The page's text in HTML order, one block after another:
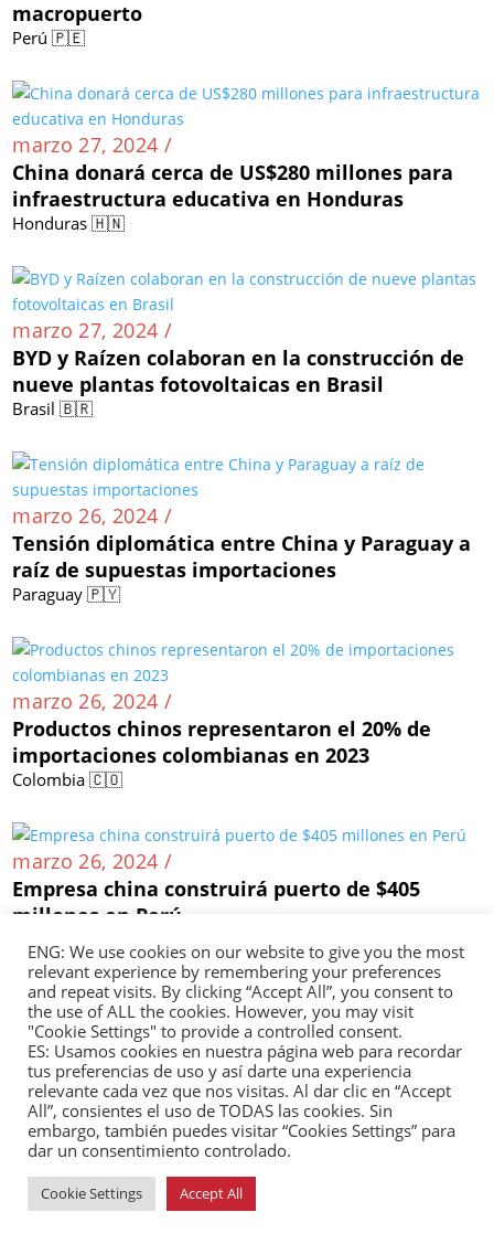
macropuerto
Perú 🇵🇪
marzo 27, 2024 /
China donará cerca de US$280 millones para
infraestructura educativa en Honduras
Honduras 🇭🇳
marzo 27, 2024 /
BYD y Raízen colaboran en la construcción de
nueve plantas fotovoltaicas en Brasil
Brasil 🇧🇷
marzo 26, 2024 /
Tensión diplomática entre China y Paraguay a
raíz de supuestas importaciones
Paraguay 🇵🇾
marzo 26, 2024 /
Productos chinos representaron el 20% de
importaciones colombianas en 2023
Colombia 🇨🇴
marzo 26, 2024 /
Empresa china construirá puerto de $405
millones en Perú
marzo 22, 2024 /
Siderúrgica Huachipato suspende operaciones
debido al impacto de las importaciones chinas
Chile 🇨🇱
ENG: We use cookies on our website to give you the most
relevant experience by remembering your preferences
and repeat visits. By clicking “Accept All”, you consent to
the use of ALL the cookies. However, you may visit
"Cookie Settings" to provide a controlled consent.
ES: Usamos cookies en nuestra página web para recordar
tus preferencias de uso y así darte una experiencia
relevante cada vez que nos visitas. Al dar clic en “Accept
All”, consientes el uso de TODAS las cookies. Sin
embargo, también puedes visitar “Cookies Settings” para
dar un consentimiento controlado.
Cookie Settings Accept All